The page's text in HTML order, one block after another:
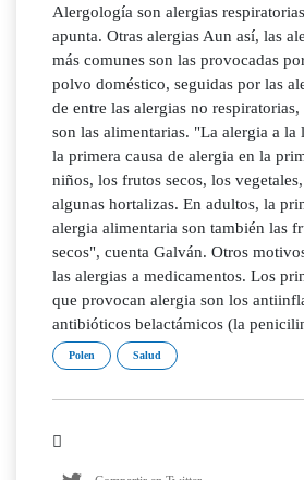
Alergología son alergias
apunta. Otras alergias Aun así, las
más comunes son las provocadas
polvo doméstico, seguidas por las
de entre las alergias no
son las alimentarias. "La alergia a la
la primera causa de alergia en la
niños, los frutos secos, los
algunas hortalizas. En adultos, la
alergia alimentaria son también las
secos", cuenta Galván. Otros
las alergias a medicamentos. Los
que provocan alergia son los
antibióticos belactámicos (la
Polen Salud